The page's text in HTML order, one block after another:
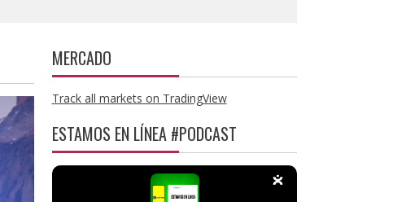
MERCADO
Track all markets on TradingView
ESTAMOS EN LÍNEA #PODCAST